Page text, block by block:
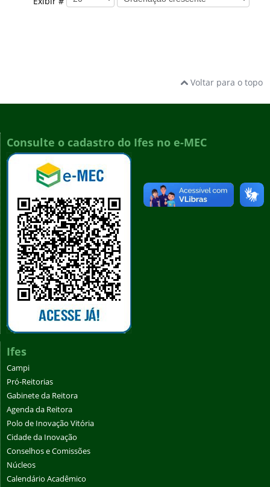
Voltar para o topo
Consulte o cadastro do Ifes no e-MEC
Ifes
Campi
Pró-Reitorias
Gabinete da Reitora
Agenda da Reitora
Polo de Inovação Vitória
Cidade da Inovação
Conselhos e Comissões
Núcleos
Calendário Acadêmico